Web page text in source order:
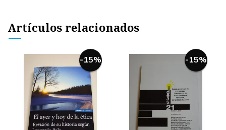
Artículos relacionados
-15% -15%